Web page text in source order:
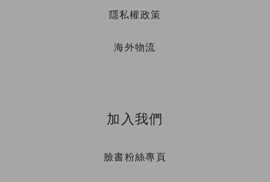
隱私權政策
海外物流
加入我們
臉書粉絲專頁